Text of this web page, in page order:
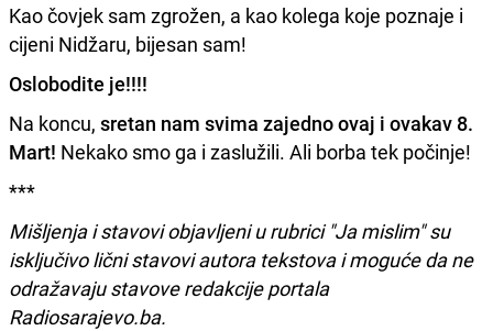
Kao čovjek sam zgrožen, a kao kolega koje poznaje i
cijeni Nidžaru, bijesan sam!
Oslobodite je!!!!
Na koncu, sretan nam svima zajedno ovaj i ovakav 8.
Mart! Nekako smo ga i zaslužili. Ali borba tek počinje!
***
Mišljenja i stavovi objavljeni u rubrici "Ja mislim" su
isključivo lični stavovi autora tekstova i moguće da ne
odražavaju stavove redakcije portala
Radiosarajevo.ba.